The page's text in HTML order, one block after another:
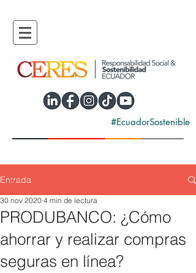
#EcuadorSostenible
Entrada
PRODUBANCO: ¿Cómo
ahorrar y realizar compras
seguras en línea?
30 nov 2020 4 min de lectura